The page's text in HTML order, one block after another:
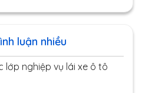
luận nhiều
lớp nghiệp vụ lái xe ô tô